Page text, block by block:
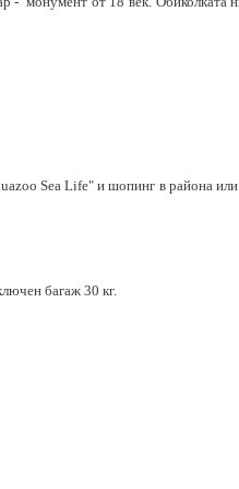
Sea Life"и шопинг в района
багаж 30 кг.